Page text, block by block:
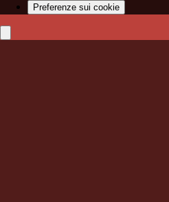
Preferenze sui cookie